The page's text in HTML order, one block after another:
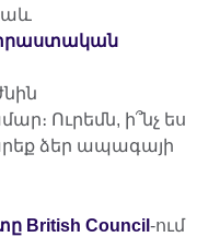
Ուրեմն, ի՞նչ ես
ձեր ապագայի
British Council -ում